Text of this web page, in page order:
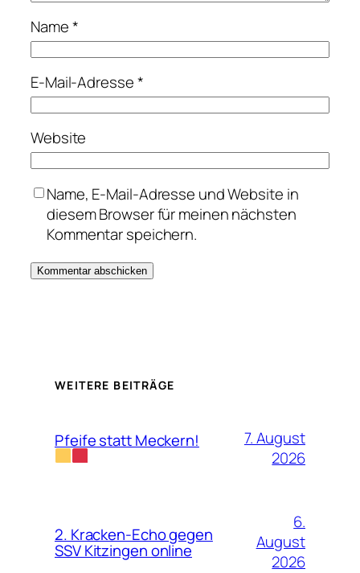
Name*
E-Mail-Adresse*
Website
Name, E-Mail-Adresse und Website in
diesem Browser für meinen nächsten
Kommentar speichern.
WEITERE BEITRÄGE
Pfeife statt Meckern!
7. August
2026
2. Kracken-Echo gegen
SSV Kitzingen online
6.
August
2026